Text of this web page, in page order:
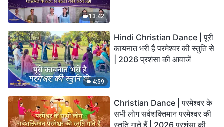
13:42
4:59
Hindi Christian Dance | पूरी
कायनात भरी है परमेश्वर की स्तुति से
| 2026 प्रशंसा की आवाजें
Christian Dance | परमेश्वर के
सभी लोग सर्वशक्तिमान परमेश्वर की
स्तुति गाते हैं | 2026 प्रशंसा की